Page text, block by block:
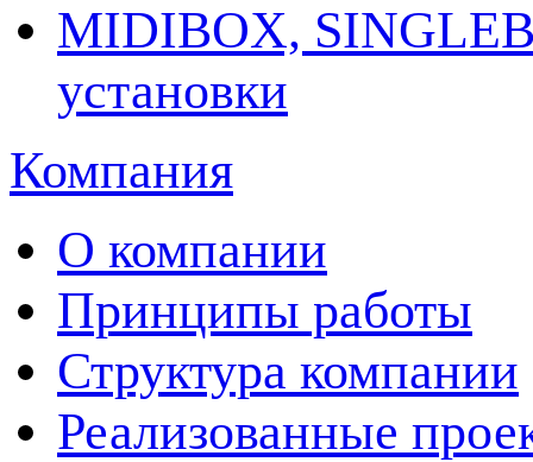
MIDIBOX,
установки
Компания
О компании
Принципы работы
Структура компании
Реализованные